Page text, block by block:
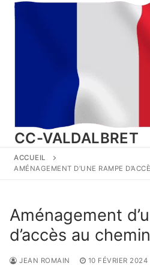
Aller
CC-VALDALBRET
ACCUEIL
AMÉNAGEMENT D’UNE RAMPE
Aménagement
d’accès au
JEAN ROMAIN 10 FÉVRIER 2024